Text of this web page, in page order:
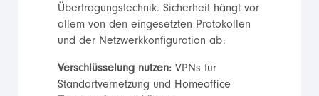
Übertragungstechnik. Sicherheit hängt vor
allem von den eingesetzten Protokollen
und der Netzwerkkonfiguration ab:
Verschlüsselung nutzen:VPNs für
Standortvernetzung und Homeoffice